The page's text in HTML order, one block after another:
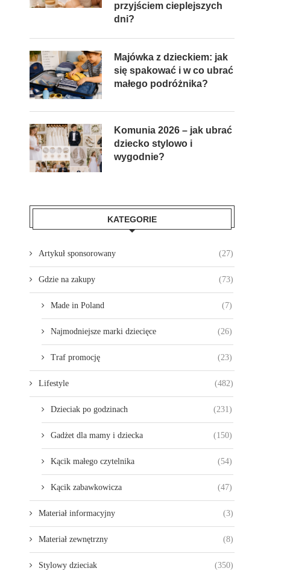
przyjściem cieplejszych
dni?
Majówka z dzieckiem: jak
się spakować i w co ubrać
małego podróżnika?
Komunia 2026 – jak ubrać
dziecko stylowo i
wygodnie?
KATEGORIE
Artykuł sponsorowany (27)
Gdzie na zakupy (73)
Made in Poland (7)
Najmodniejsze marki dziecięce (26)
Traf promocję (23)
Lifestyle (482)
Dzieciak po godzinach (231)
Gadżet dla mamy i dziecka (150)
Kącik małego czytelnika (54)
Kącik zabawkowicza (47)
Materiał informacyjny (3)
Materiał zewnętrzny (8)
Stylowy dzieciak (350)